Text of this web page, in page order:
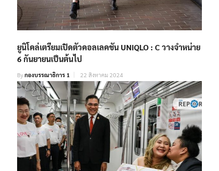
ยูนิโคล่เตรียมเปิดตัวคอลเลคชัน UNIQLO : C วางจำหน่าย
6 กันยายนเป็นต้นไป
Byกองบรรณาธิการ 1 22 สิงหาคม 2024